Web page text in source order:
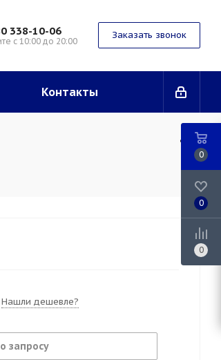
338-10-06
с 10:00 до 20:00
Заказать звонок
Контакты
Нашли дешевле?
запросу
0
0
0